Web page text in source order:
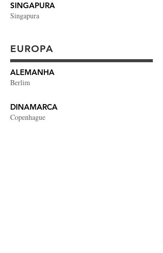
SINGAPURA
Singapura
EUROPA
ALEMANHA
Berlim
DINAMARCA
Copenhague